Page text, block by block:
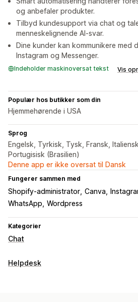
og anbefaler produkter.
Tilbyd kundesupport via chat og
menneskelignende AI-svar.
Dine kunder kan kommunikere med
Instagram og Messenger.
Indeholder maskinoversat tekst Vis
Populær hos butikker som din
Hjemmehørende i USA
Sprog
Engelsk, Tyrkisk, Tysk, Fransk,
Portugisisk (Brasilien)
Denne app er ikke oversat til Dansk
Fungerer sammen med
Shopify-administrator Canva
WhatsApp Wordpress
Kategorier
Chat
Beskeder i realtid
Helpdesk